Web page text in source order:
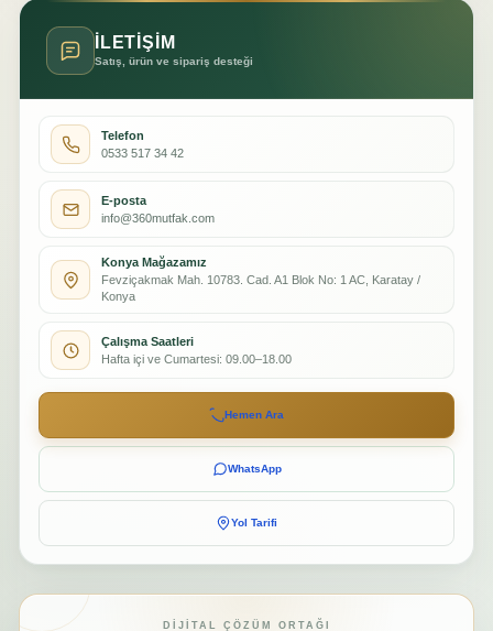
İLETİŞİM
Satış, ürün ve sipariş desteği
Telefon
0533 517 34 42
E-posta
info@360mutfak.com
Konya Mağazamız
Fevziçakmak Mah. 10783. Cad. A1 Blok No: 1 AC, Karatay /
Konya
Çalışma Saatleri
Hafta içi ve Cumartesi: 09.00–18.00
Hemen Ara
WhatsApp
Yol Tarifi
DIJITAL ÇÖZÜM ORTAĞI